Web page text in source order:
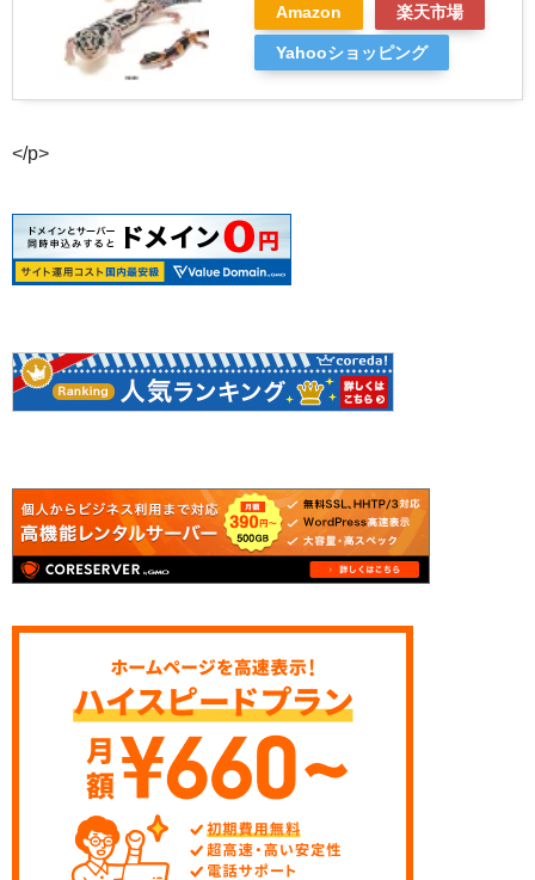
Amazon 楽天市場
Yahooショッピング
</p>